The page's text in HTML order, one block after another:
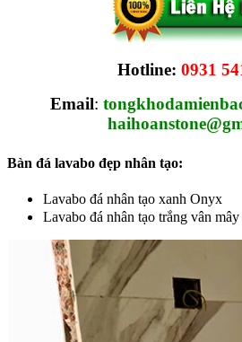
Hotline: 0931
Email:
Bàn đá lavabo đẹp nhân tạo:
Lavabo đá nhân tạo xanh Onyx
Lavabo đá nhân tạo trắng vân mây